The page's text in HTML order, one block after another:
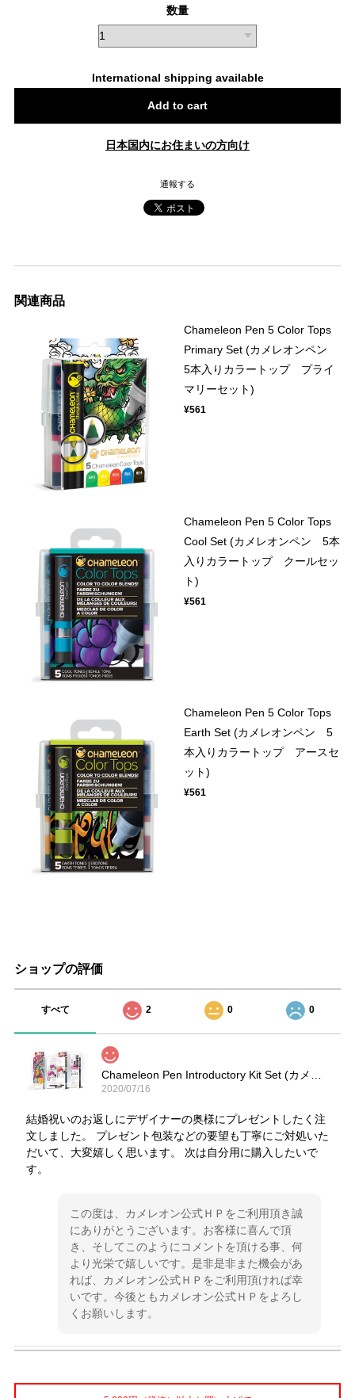
数量
International shipping available
Add to cart
日本国内にお住まいの方向け
通報する
関連商品
Chameleon Pen 5 Color Tops
Primary Set (カメレオンペン
5本入りカラートップ プライ
マリーセット)
¥561
Chameleon Pen 5 Color Tops
Cool Set (カメレオンペン 5本
入りカラートップ クールセッ
ト)
¥561
Chameleon Pen 5 Color Tops
Earth Set (カメレオンペン 5
本入りカラートップ アースセ
ット)
¥561
ショップの評価
すべて 2 0 0
2020/07/16
結婚祝いのお返しにデザイナーの奥様にプレゼントしたく注
文しました。 プレゼント包装などの要望も丁寧にご対処いた
だいて、大変嬉しく思います。 次は自分用に購入したいで
す。
この度は、カメレオン公式ＨＰをご利用頂き誠
にありがとうございます。お客様に喜んで頂
き、そしてこのようにコメントを頂ける事、何
より光栄で嬉しいです。是非是非また機会があ
れば、カメレオン公式ＨＰをご利用頂ければ幸
いです。今後ともカメレオン公式ＨＰをよろし
くお願いします。
Chameleon Blendwriters 6 pack Cool Colors （カメレオンブレンドライター 6本入りクールセット）